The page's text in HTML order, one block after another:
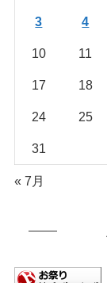
3 4
10 11
17 18
24 25
31
« 7月